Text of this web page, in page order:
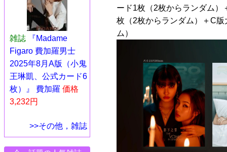
雑誌
『Madame
Figaro 費加羅男士
2025年8月A版（小鬼
王琳凱、公式カード6
枚）』 費加羅 価格
3,232円
>>その他，雑誌
ード1枚（2枚からランダム
枚（2枚からランダム）＋C
ム）